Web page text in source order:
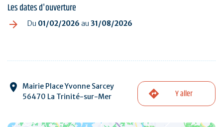
Les dates d'ouverture
Du 01/02/2026 au 31/08/2026
Mairie Place Yvonne Sarcey
56470 La Trinité-sur-Mer
Y aller